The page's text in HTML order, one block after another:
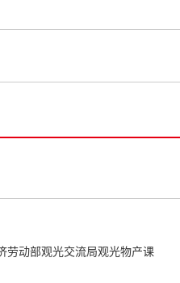
劳动部观光交流局观光物产课